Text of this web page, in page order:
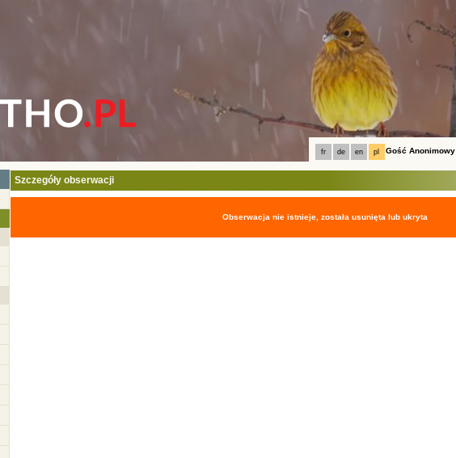
fr de en pl Gość Anonimowy
Szczegóły obserwacji
Obserwacja nie istnieje, została usunięta lub ukryta